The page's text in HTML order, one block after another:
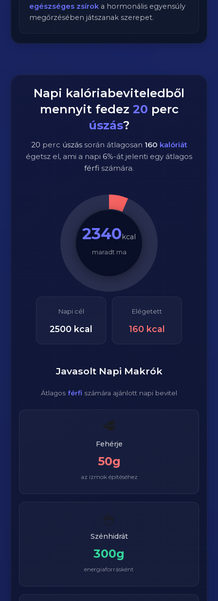
egészséges zsírok a hormonális egyensúly
megőrzésében játszanak szerepet.
Napi kalóriabeviteledből
mennyit fedez 20 perc
úszás?
20 perc úszássorán átlagosan 160 kalóriát
égetsz el, ami a napi 6%-át jelenti egy átlagos
férfi számára.
2340kcal
maradt ma
Napi cél
2500 kcal
Elégetett
160 kcal
Javasolt Napi Makrók
Átlagos férfi számára ajánlott napi bevitel
🥩
Fehérje
50g
az izmok építéséhez
🍚
Szénhidrát
300g
energiaforrásként